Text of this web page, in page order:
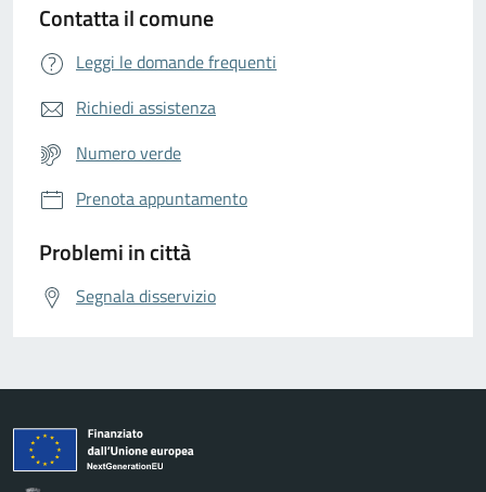
Contatta il comune
Leggi le domande frequenti
Richiedi assistenza
Numero verde
Prenota appuntamento
Problemi in città
Segnala disservizio